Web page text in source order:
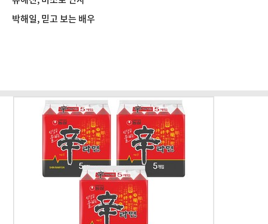
박해일, 믿고 보는 배우